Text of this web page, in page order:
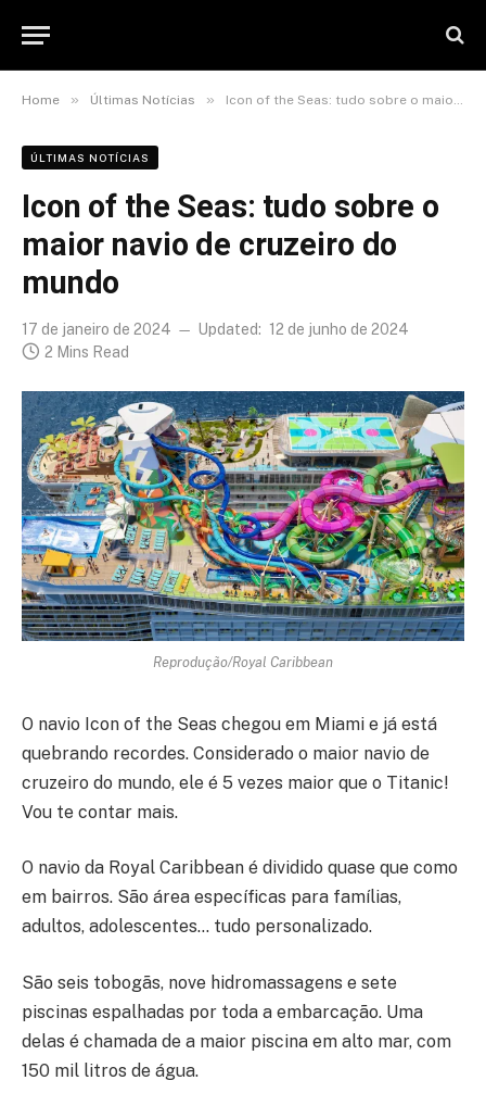
Home » Últimas Notícias » Icon of the Seas: tudo sobre o maior navio de cruzeiro do mundo
ÚLTIMAS NOTÍCIAS
Icon of the Seas: tudo sobre o
maior navio de cruzeiro do
mundo
17 de janeiro de 2024 Updated: 12 de junho de 2024
2 Mins Read
Reprodução/Royal Caribbean
O navio Icon of the Seas chegou em Miami e já está
quebrando recordes. Considerado o maior navio de
cruzeiro do mundo, ele é 5 vezes maior que o Titanic!
Vou te contar mais.
O navio da Royal Caribbean é dividido quase que como
em bairros. São área específicas para famílias,
adultos, adolescentes… tudo personalizado.
São seis tobogãs, nove hidromassagens e sete
piscinas espalhadas por toda a embarcação. Uma
delas é chamada de a maior piscina em alto mar, com
150 mil litros de água.